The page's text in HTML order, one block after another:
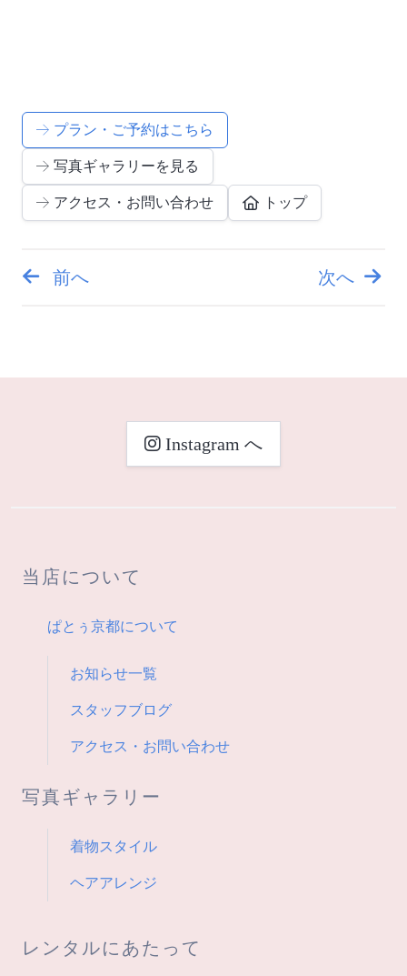
プラン・ご予約はこちら
写真ギャラリーを見る
アクセス・お問い合わせ トップ
投
ナ
ョ
ン
前へ 次へ
Instagram へ
当店について
ぱとぅ京都について
お知らせ一覧
スタッフブログ
アクセス・お問い合わせ
写真ギャラリー
着物スタイル
ヘアアレンジ
レンタルにあたって